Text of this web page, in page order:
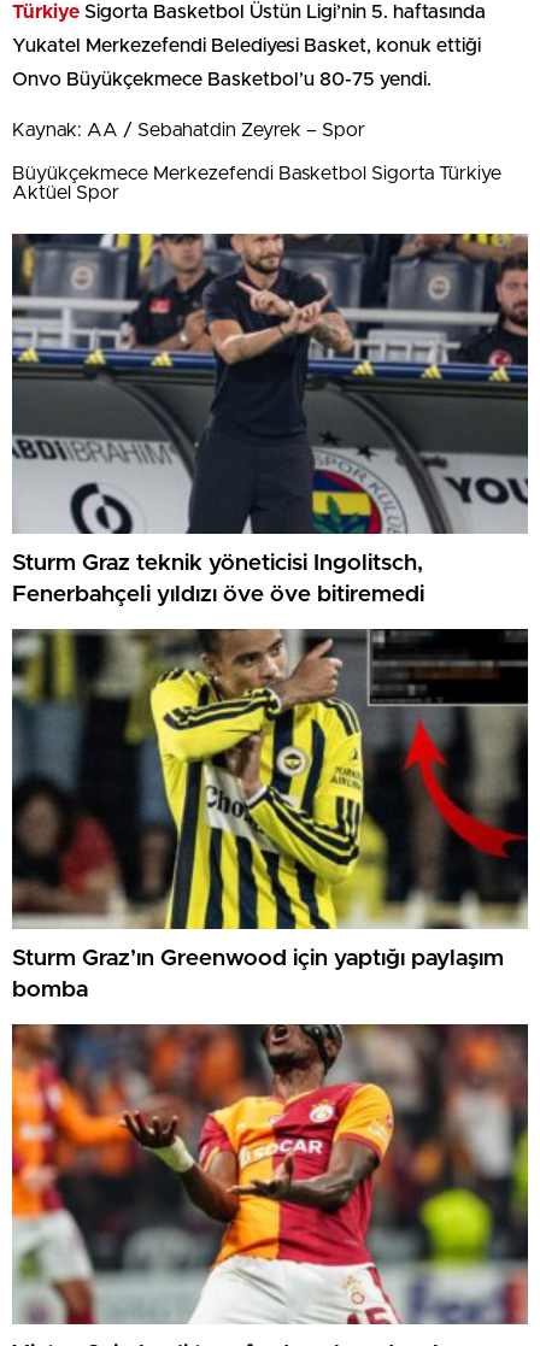
Türkiye Sigorta Basketbol Üstün Ligi’nin 5. haftasında
Yukatel Merkezefendi Belediyesi Basket, konuk ettiği
Onvo Büyükçekmece Basketbol’u 80-75 yendi.
Kaynak: AA / Sebahatdin Zeyrek – Spor
Büyükçekmece Merkezefendi Basketbol Sigorta Türkiye
Aktüel Spor
Sturm Graz teknik yöneticisi Ingolitsch,
Fenerbahçeli yıldızı öve öve bitiremedi
Sturm Graz’ın Greenwood için yaptığı paylaşım
bomba